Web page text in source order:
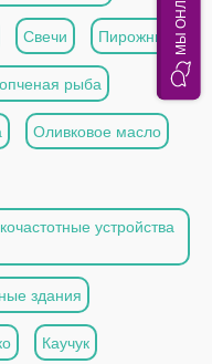
Свечи Пирожные
рыба
Оливковое масло
устройства
здания
Каучук